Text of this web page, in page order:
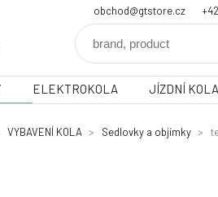
obchod@gtstore.cz
ELEKTROKOLA JÍZDNÍ KOLA
VYBAVENÍ KOLA Sedlovky a objímky